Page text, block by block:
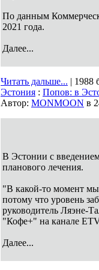
По данным
2021 года.
Далее...
Читать дальше... | 1988
Эстония : Попов: в
Автор: MONMOON в
В Эстонии с
планового лечения.
"В какой-то момент мы
потому что уровень
руководитель Ляэне-
"Кофе+" на канале
Далее...